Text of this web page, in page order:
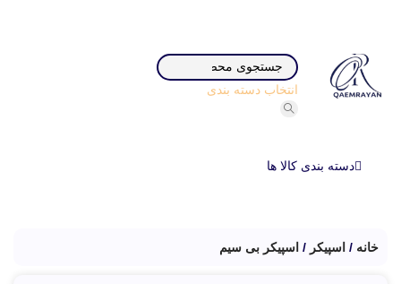
انتخاب دسته بندی
دسته بندی کالا ها
خانه اسپیکر اسپیکر بی سیم